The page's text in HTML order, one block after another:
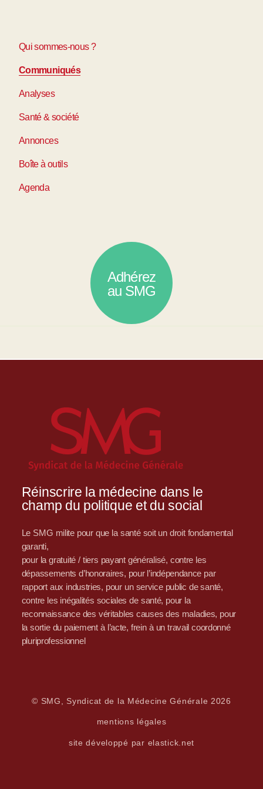
Qui sommes-nous ?
Communiqués
Analyses
Santé & société
Annonces
Boîte à outils
Agenda
Adhérez
au SMG
Réinscrire la médecine dans le
champ du politique et du social
Le SMG milite pour que la santé soit un droit fondamental
garanti,
pour la gratuité / tiers payant généralisé, contre les
dépassements d’honoraires, pour l’indépendance par
rapport aux industries, pour un service public de santé,
contre les inégalités sociales de santé, pour la
reconnaissance des véritables causes des maladies, pour
la sortie du paiement à l’acte, frein à un travail coordonné
pluriprofessionnel
© SMG, Syndicat de la Médecine Générale 2026
mentions légales
site développé par elastick.net